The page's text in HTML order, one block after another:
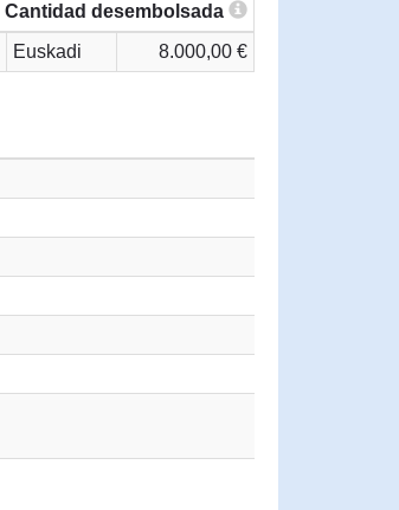
Cantidad desembolsada
Euskadi 8.000,00 €